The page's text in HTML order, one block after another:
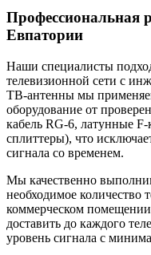
Профессиональная
Евпатории
Наши специалисты
телевизионной сети с
ТВ-антенны мы
оборудование от
кабель RG-6, латунные
сплиттеры), что
сигнала со временем.
Мы качественно
необходимое количество
коммерческом
доставить до каждого
уровень сигнала с